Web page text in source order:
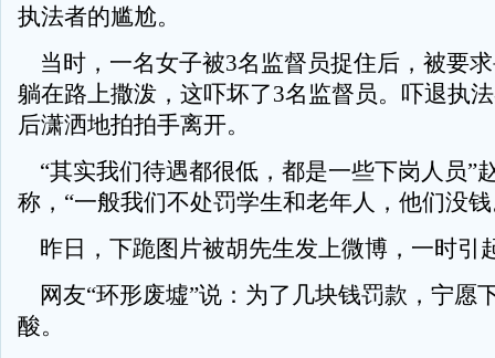
执法者的尴尬。
当时，一名女子被3名监督员捉住后，被要
躺在路上撒泼，这吓坏了3名监督员。吓退执
后潇洒地拍拍手离开。
“其实我们待遇都很低，都是一些下岗人员”
称，“一般我们不处罚学生和老年人，他们没钱
昨日，下跪图片被胡先生发上微博，一时引
网友“环形废墟”说：为了几块钱罚款，宁愿
酸。